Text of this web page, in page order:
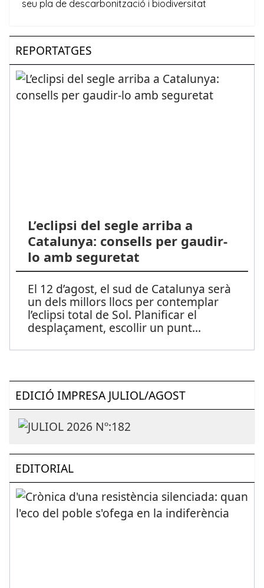
REPORTATGES
L’eclipsi del segle arriba a
Catalunya: consells per gaudir-
lo amb seguretat
El 12 d’agost, el sud de Catalunya serà
un dels millors llocs per contemplar
l’eclipsi total de Sol. Planificar el
desplaçament, escollir un punt...
EDICIÓ IMPRESA JULIOL/AGOST
EDITORIAL